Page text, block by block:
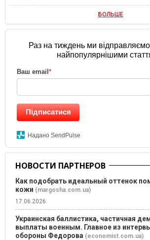
БОЛЬШЕ
Раз на тиждень ми
найпопулярнішими
Ваш email*
Підписатися
Надано SendPulse
НОВОСТИ ПАРТНЕРОВ
Как подобрать идеальный оттенок
кожи (margosha.com.ua)
17.06.2026
Украинская баллистика, частичная
выплаты военным. Главное из
обороны Федорова (economist.com.ua)